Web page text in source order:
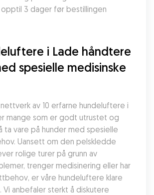
opptil 3 dager før bestillingen
i Lade håndtere
spesielle medisinske
av 10 erfarne hundeluftere i
mange som er godt utrustet og
ta vare på hunder med spesielle
Uansett om den pelskledde
rolige turer på grunn av
trenger medisinering eller har
er våre hundeluftere klare
anbefaler sterkt å diskutere